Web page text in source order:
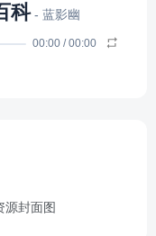
科 - 蓝影幽
00:00 /00:00